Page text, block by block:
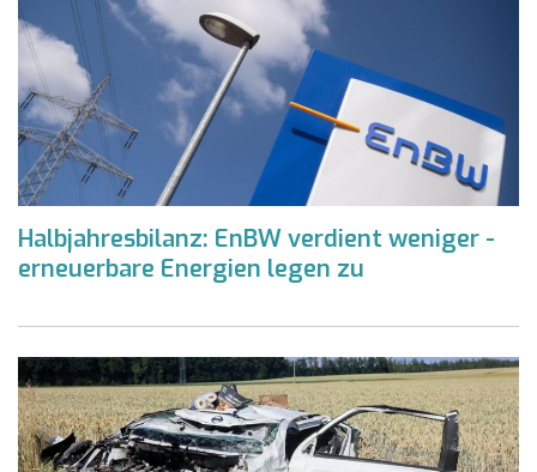
Halbjahresbilanz: EnBW verdient weniger -
erneuerbare Energien legen zu